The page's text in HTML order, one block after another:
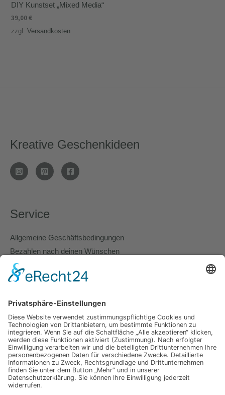
DIY Kunstset „Mixed Media“
39,00€
zzgl.Versandkosten
Kreative Geschenkideen
Service
Allgemeine Geschäftsbedingungen
Bezahlen nach deinen Wünschen
Lieferung und Versand
Richtlinie für Rückerstattungen
Nimm gerne Kontakt zu uns auf.
Wir nehmen uns Zeit für Dein Anliegen.
KONTAKT